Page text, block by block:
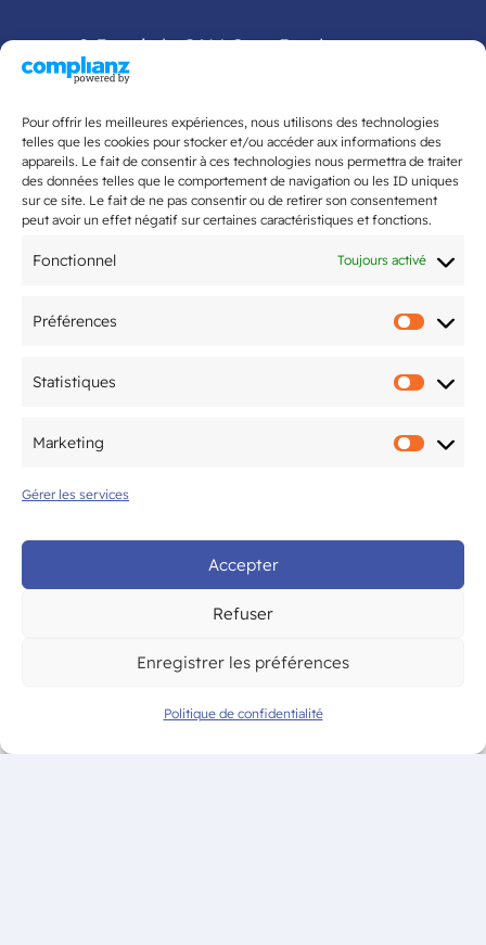
Pour offrir les meilleures expériences, nous utilisons des technologies
telles que les cookies pour stocker et/ou accéder aux informations des
appareils. Le fait de consentir à ces technologies nous permettra de traiter
des données telles que le comportement de navigation ou les ID uniques
sur ce site. Le fait de ne pas consentir ou de retirer son consentement
peut avoir un effet négatif sur certaines caractéristiques et fonctions.
Fonctionnel Toujours activé
Préférences
Statistiques
Marketing
Gérer les services
Accepter
Refuser
Enregistrer les préférences
Politique de confidentialité
2-3 mai : le CAM Gym Bordeaux
accueille la finale
Fédéral Régional
5ème édition du Tournoi National
organisé par le CAM Tennis de Table
réservés